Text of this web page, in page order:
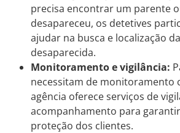
precisa encontrar um parente
desapareceu, os detetives
ajudar na busca e localização
desaparecida.
Monitoramento e vigilância:
necessitam de monitoramento
agência oferece serviços de
acompanhamento para
proteção dos clientes.